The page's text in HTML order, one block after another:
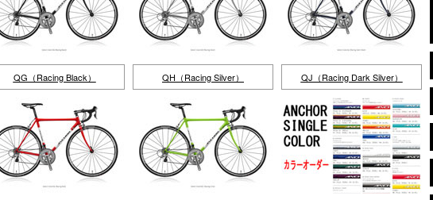
QG（Racing Black） QH（Racing Silver） QJ（Racing Dark Silver）